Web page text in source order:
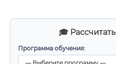
🎓
Программа обучения: